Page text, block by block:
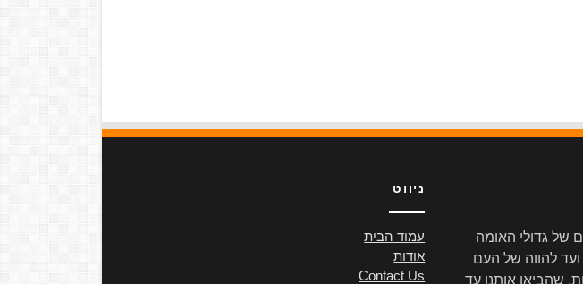
גדולי האומה
להווה של העם
שהביאו אותנו עד
ניווט
עמוד הבית
אודות
Contact Us